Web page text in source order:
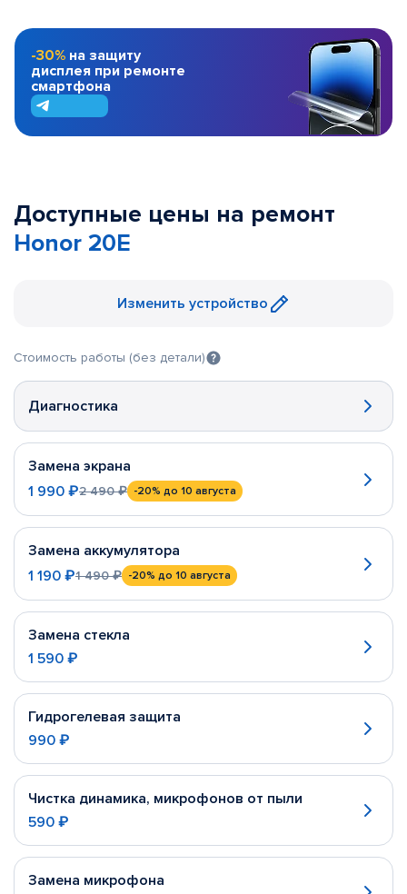
-30% на защиту
дисплея при ремонте
смартфона
Доступные цены на ремонт
Honor 20E
Изменить устройство
Стоимость работы (без детали)
Диагностика
Замена экрана
1 990 ₽2 490 ₽ -20% до 10 августа
Замена аккумулятора
1 190 ₽1 490 ₽ -20% до 10 августа
Замена стекла
1 590 ₽
Гидрогелевая защита
990 ₽
Чистка динамика, микрофонов от пыли
590 ₽
Замена микрофона